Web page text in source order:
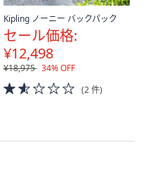
Kipling ノーニー バックパック
セール価格:
¥12,498
¥18,975 34% OFF
1.5
of
(2 件)